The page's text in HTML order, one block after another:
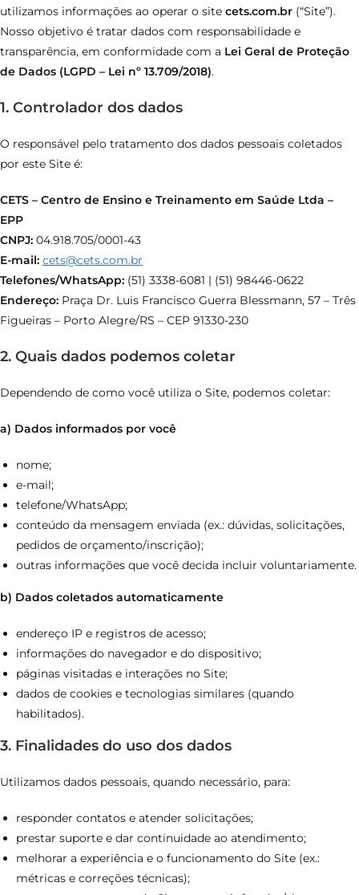
utilizamos informações ao operar o site cets.com.br (“Site”).
Nosso objetivo é tratar dados com responsabilidade e
transparência, em conformidade com a Lei Geral de Proteção
de Dados (LGPD – Lei nº 13.709/2018).
1. Controlador dos dados
O responsável pelo tratamento dos dados pessoais coletados
por este Site é:
CETS – Centro de Ensino e Treinamento em Saúde Ltda –
EPP
CNPJ: 04.918.705/0001-43
E-mail: cets@cets.com.br
Telefones/WhatsApp: (51) 3338-6081 | (51) 98446-0622
Endereço: Praça Dr. Luis Francisco Guerra Blessmann, 57 – Três
Figueiras – Porto Alegre/RS – CEP 91330-230
2. Quais dados podemos coletar
Dependendo de como você utiliza o Site, podemos coletar:
a) Dados informados por você
nome;
e-mail;
telefone/WhatsApp;
conteúdo da mensagem enviada (ex.: dúvidas, solicitações,
pedidos de orçamento/inscrição);
outras informações que você decida incluir voluntariamente.
b) Dados coletados automaticamente
endereço IP e registros de acesso;
informações do navegador e do dispositivo;
páginas visitadas e interações no Site;
dados de cookies e tecnologias similares (quando
habilitados).
3. Finalidades do uso dos dados
Utilizamos dados pessoais, quando necessário, para:
responder contatos e atender solicitações;
prestar suporte e dar continuidade ao atendimento;
melhorar a experiência e o funcionamento do Site (ex.:
métricas e correções técnicas);